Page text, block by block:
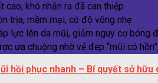
cao, khó nhận ra đã can thiệp
trịa, mềm mại, có độ võng nhẹ
lực lên da mũi, giảm nguy cơ bóng
ưa chuộng nhờ vẻ đẹp “mũi có
hồi phục nhanh – Bí quyết sở